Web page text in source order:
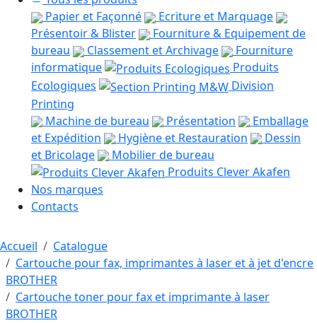
Papier et Façonné
Ecriture et Marquage
Présentoir & Blister
Fourniture & Equipement de
bureau
Classement et Archivage
Fourniture
informatique
Produits
Ecologiques
Division
Printing
Machine de bureau
Présentation
Emballage
et Expédition
Hygiène et Restauration
Dessin
et Bricolage
Mobilier de bureau
Produits Clever Akafen
Nos marques
Contacts
Accueil
Catalogue
Cartouche pour fax, imprimantes à laser et à jet d'encre
BROTHER
Cartouche toner pour fax et imprimante à laser
BROTHER